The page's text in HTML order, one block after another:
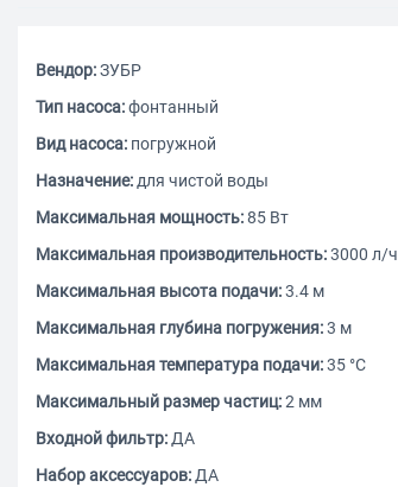
Вендор:ЗУБР
Тип насоса:фонтанный
Вид насоса: погружной
Назначение: для чистой воды
Максимальная мощность:85 Вт
Максимальная производительность:3000 л/ч
Максимальная высота подачи:3.4 м
Максимальная глубина погружения:3 м
Максимальная температура подачи:35 °С
Максимальный размер частиц:2 мм
Входной фильтр: ДА
Набор аксессуаров: ДА